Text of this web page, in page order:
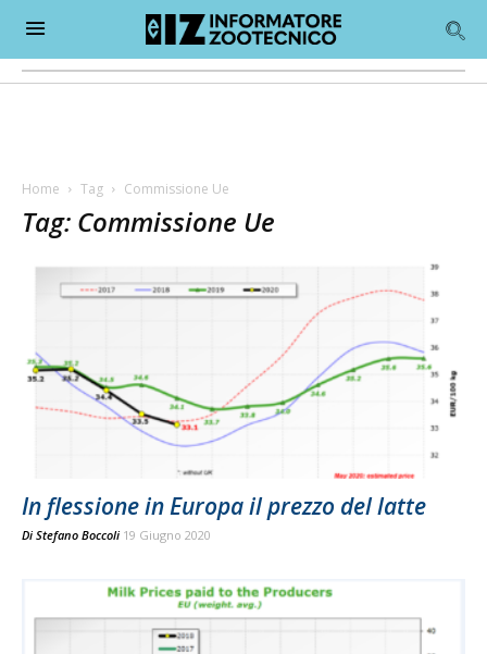
Home Tag Commissione Ue
Tag: Commissione Ue
In flessione in Europa il prezzo del latte
Di Stefano Boccoli 19 Giugno 2020